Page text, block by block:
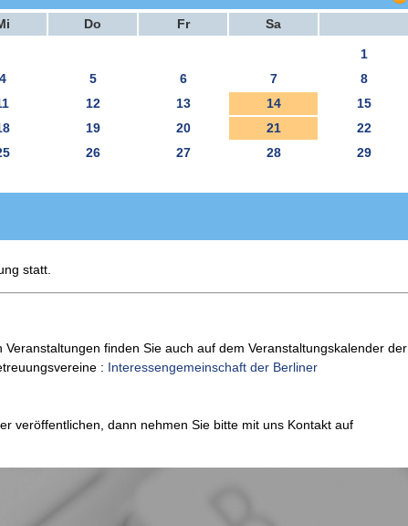
Do Fr Sa
1
4 5 6 7
8
12 13 14
15
19 20 21
22
26 27 28
29
statt.
finden Sie auch auf dem Veranstaltungskalender der
: Interessengemeinschaft der Berliner
veröffentlichen, dann nehmen Sie bitte mit uns Kontakt auf